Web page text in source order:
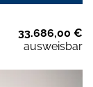
33.686,00 €
ausweisbar